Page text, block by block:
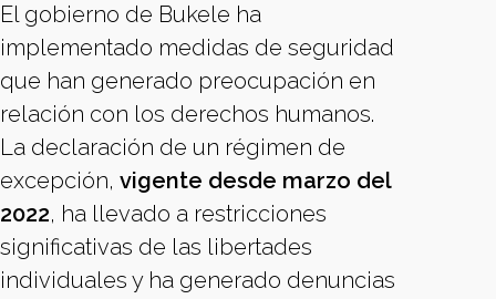
El gobierno de Bukele ha
implementado medidas de seguridad
que han generado preocupación en
relación con los derechos humanos.
La declaración de un régimen de
excepción, vigente desde marzo del
2022, ha llevado a restricciones
significativas de las libertades
individuales y ha generado denuncias